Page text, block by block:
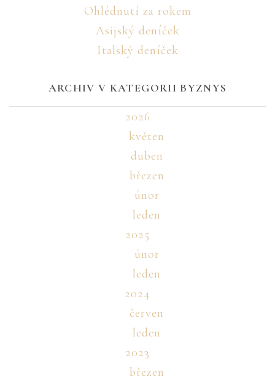
Ohlédnutí za rokem
Asijský deníček
Italský deníček
ARCHIV V KATEGORII BYZNYS
2026
květen
duben
březen
únor
leden
2025
únor
leden
2024
červen
leden
2023
březen